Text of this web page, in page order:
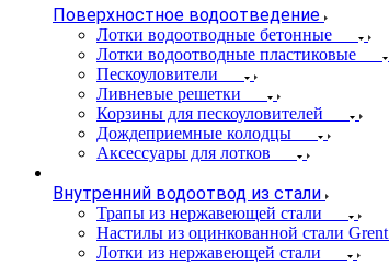
Поверхностное водоотведение
Лотки водоотводные бетонные
Лотки водоотводные пластиковые
Пескоуловители
Ливневые решетки
Корзины для пескоуловителей
Дождеприемные колодцы
Аксессуары для лотков
Внутренний водоотвод из стали
Трапы из нержавеющей стали
Настилы из оцинкованной стали Grent
Лотки из нержавеющей стали